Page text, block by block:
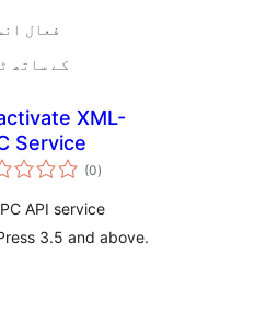
200+
4.2.39 کے
XML-
Service
(0مجموعی
درجہ
)
API service
3.5 and above.